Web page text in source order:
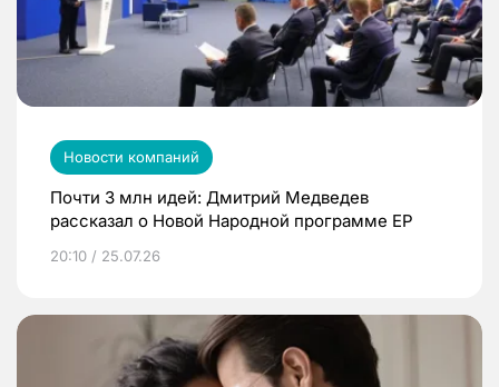
Новости компаний
Почти 3 млн идей: Дмитрий Медведев
рассказал о Новой Народной программе ЕР
20:10 / 25.07.26